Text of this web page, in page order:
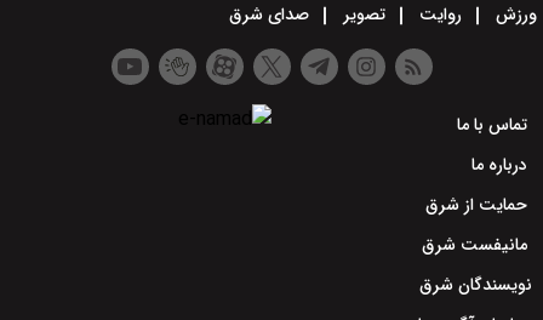
ورزش
روایت تصویر صدای شرق
تماس با ما
درباره ما
حمایت از شرق
مانیفست شرق
نویسندگان شرق